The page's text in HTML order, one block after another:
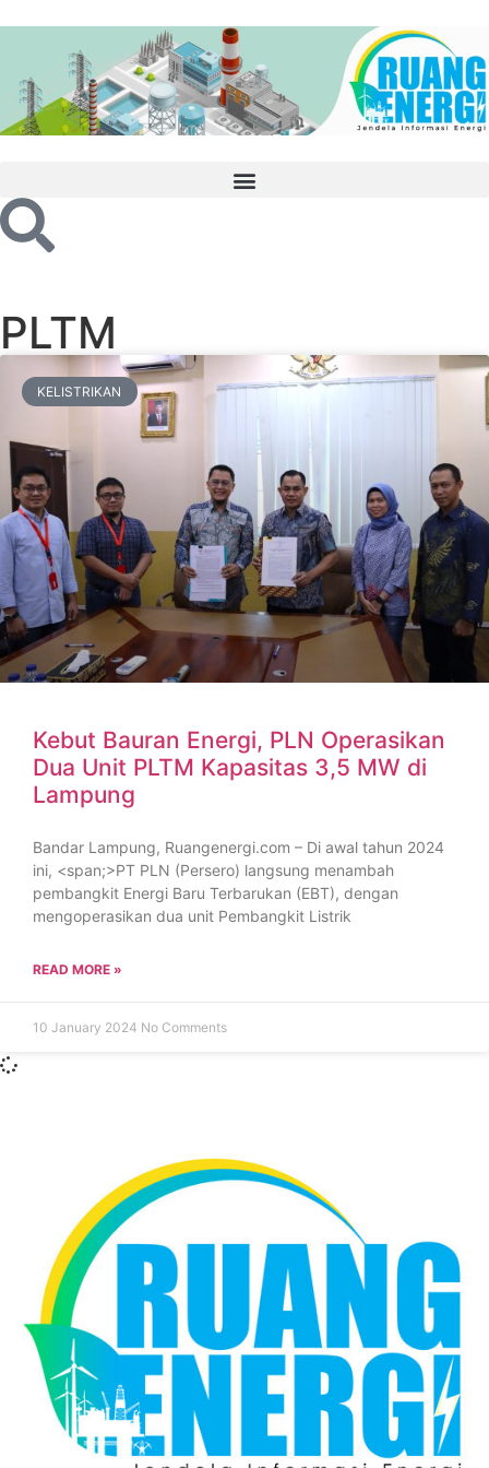
PLTM
KELISTRIKAN
Kebut Bauran Energi, PLN Operasikan
Dua Unit PLTM Kapasitas 3,5 MW di
Lampung
Bandar Lampung, Ruangenergi.com – Di awal tahun 2024
ini, <span;>PT PLN (Persero) langsung menambah
pembangkit Energi Baru Terbarukan (EBT), dengan
mengoperasikan dua unit Pembangkit Listrik
READ MORE »
10 January 2024 No Comments